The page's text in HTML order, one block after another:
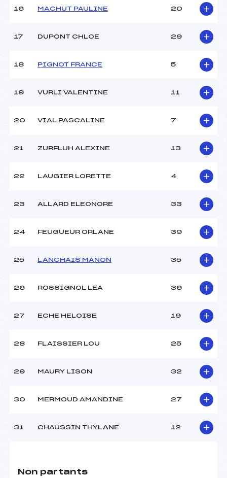
16 MACHUT PAULINE 20
17 DUPONT CHLOE 29
18 PIGNOT FRANCE 5
19 VURLI VALENTINE 11
20 VIAL PASCALINE 7
21 ZURFLUH ALEXINE 13
22 LAUGIER LORETTE 4
23 ALLARD ELEONORE 33
24 FEUGUEUR ORLANE 39
25 LANCHAIS MANON 35
26 ROSSIGNOL LEA 36
27 ECHE HELOISE 19
28 FLAISSIER LOU 25
29 MAURY LISON 32
30 MERMOUD AMANDINE 27
31 CHAUSSIN THYLANE 12
Non partants